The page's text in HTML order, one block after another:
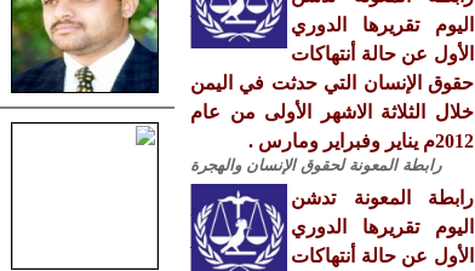
اليوم تقريرها الدوري
الأول عن حالة أنتهاكات
حقوق الإنسان التي حدثت في اليمن
خلال الثلاثة الاشهر الأولى من عام
2012م يناير وفبراير ومارس .
رابطة المعونة لحقوق الإنسان والهجرة
رابطة المعونة تدشن
اليوم تقريرها الدوري
الأول عن حالة أنتهاكات